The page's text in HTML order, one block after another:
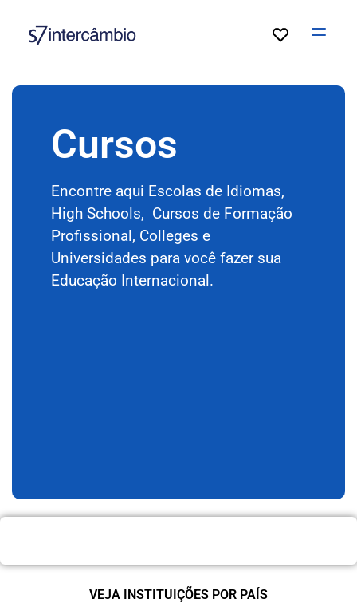
Open
Cursos
Encontre aqui Escolas de Idiomas,
High Schools, Cursos de Formação
Profissional, Colleges e
Universidades para você fazer sua
Educação Internacional.
VEJA INSTITUIÇÕES POR PAÍS